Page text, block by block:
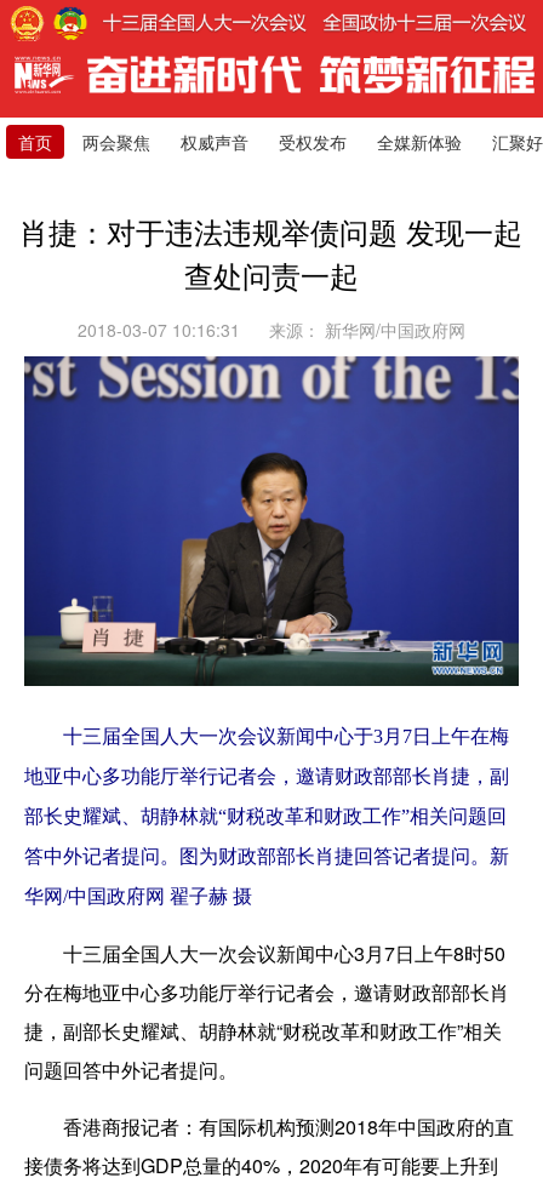
首页 两会聚焦 权威声音 受权发布 全媒新体验 汇聚
肖捷：对于违法违规举债问题 发现一起
查处问责一起
2018-03-07 10:16:31 来源： 新华网/中国政府网
十三届全国人大一次会议新闻中心于3月7日上午在梅
地亚中心多功能厅举行记者会，邀请财政部部长肖捷，副
部长史耀斌、胡静林就“财税改革和财政工作”相关问题回
答中外记者提问。图为财政部部长肖捷回答记者提问。新
华网/中国政府网 翟子赫 摄
十三届全国人大一次会议新闻中心3月7日上午8时50
分在梅地亚中心多功能厅举行记者会，邀请财政部部长肖
捷，副部长史耀斌、胡静林就“财税改革和财政工作”相关
问题回答中外记者提问。
香港商报记者： 有国际机构预测2018年中国政府的直
接债务将达到GDP总量的40%，2020年有可能要上升到